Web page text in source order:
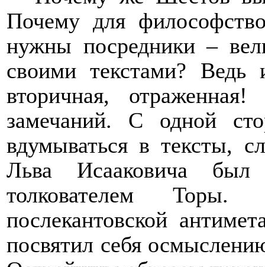
Почему для
нужны посредники –
своими текстами?
вторичная,
замечаний. С одной
вдумываться в тексты,
Льва Исааковича был
толкователем
послекантовской
посвятил себя